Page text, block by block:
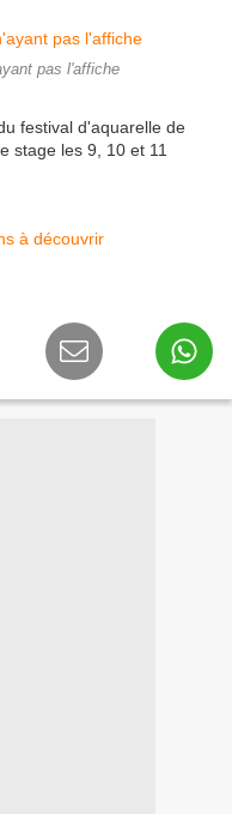
pas l'affiche
festival d'aquarelle de
stage les 9, 10 et 11
à découvrir